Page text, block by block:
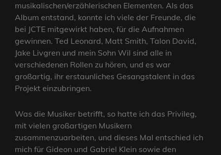
musikalischen/erzählerischen Elementen. Als das
Album entstand, konnte ich viele der Freunde, die
bei JCTE mitgewirkt haben, für die Aufnahmen
gewinnen. Ted Leonard, Matt Smith, Talon David,
Jake Livgren und mein Sohn Wil sind alle in
verschiedenen Rollen zu hören, und es war
großartig, ihr erstaunliches Gesangstalent in das
Projekt einzubringen.
Was die Musiker betrifft, so hatte ich das Privileg,
mit vielen großartigen Musikern
zusammenzuarbeiten, und dieses Mal entschied ich
mich für Gideon und Gabriel Klein sowie den